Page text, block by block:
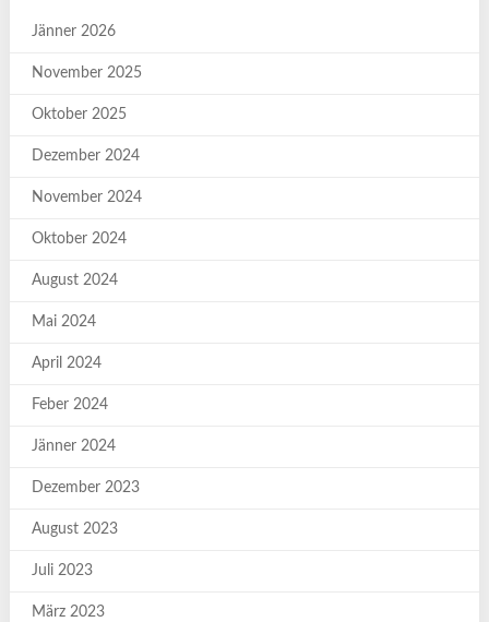
Jänner 2026
November 2025
Oktober 2025
Dezember 2024
November 2024
Oktober 2024
August 2024
Mai 2024
April 2024
Feber 2024
Jänner 2024
Dezember 2023
August 2023
Juli 2023
März 2023